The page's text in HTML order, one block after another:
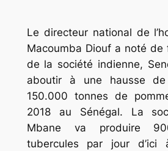
Le directeur national de
Macoumba Diouf a noté de
de la société indienne,
aboutir à une hausse
150.000 tonnes de
2018 au Sénégal. La
Mbane va produire
tubercules par jour